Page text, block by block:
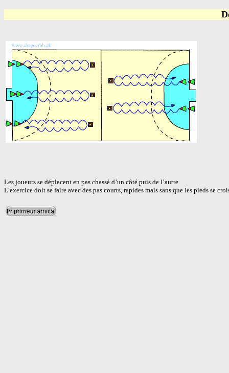
Les joueurs se déplacent en pas chassé d’un côté puis de l’autre.
L’exercice doit se faire avec des pas courts, rapides mais sans que les pieds se